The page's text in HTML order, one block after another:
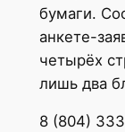
бумаги.
анкете-
четырёх
лишь два
8 (804)